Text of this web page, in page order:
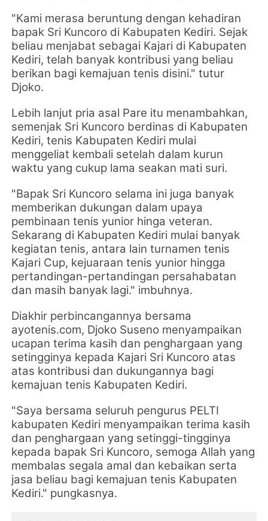
"Kami merasa beruntung dengan kehadiran
bapak Sri Kuncoro di Kabupaten Kediri. Sejak
beliau menjabat sebagai Kajari di Kabupaten
Kediri, telah banyak kontribusi yang beliau
berikan bagi kemajuan tenis disini." tutur
Djoko.
Lebih lanjut pria asal Pare itu menambahkan,
semenjak Sri Kuncoro berdinas di Kabupaten
Kediri, tenis Kabupaten Kediri mulai
menggeliat kembali setelah dalam kurun
waktu yang cukup lama seakan mati suri.
"Bapak Sri Kuncoro selama ini juga banyak
memberikan dukungan dalam upaya
pembinaan tenis yunior hinga veteran.
Sekarang di Kabupaten Kediri mulai banyak
kegiatan tenis, antara lain turnamen tenis
Kajari Cup, kejuaraan tenis yunior hingga
pertandingan-pertandingan persahabatan
dan masih banyak lagi." imbuhnya.
Diakhir perbincangannya bersama
ayotenis.com, Djoko Suseno menyampaikan
ucapan terima kasih dan penghargaan yang
setingginya kepada Kajari Sri Kuncoro atas
atas kontribusi dan dukungannya bagi
kemajuan tenis Kabupaten Kediri.
"Saya bersama seluruh pengurus PELTI
kabupaten Kediri menyampaikan terima kasih
dan penghargaan yang setinggi-tingginya
kepada bapak Sri Kuncoro, semoga Allah yang
membalas segala amal dan kebaikan serta
jasa beliau bagi kemajuan tenis Kabupaten
Kediri." pungkasnya.